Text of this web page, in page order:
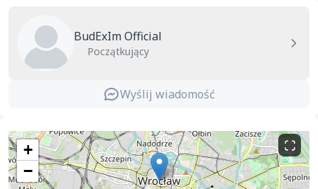
BudExIm Official
Początkujący
Wyślij wiadomość
+
−